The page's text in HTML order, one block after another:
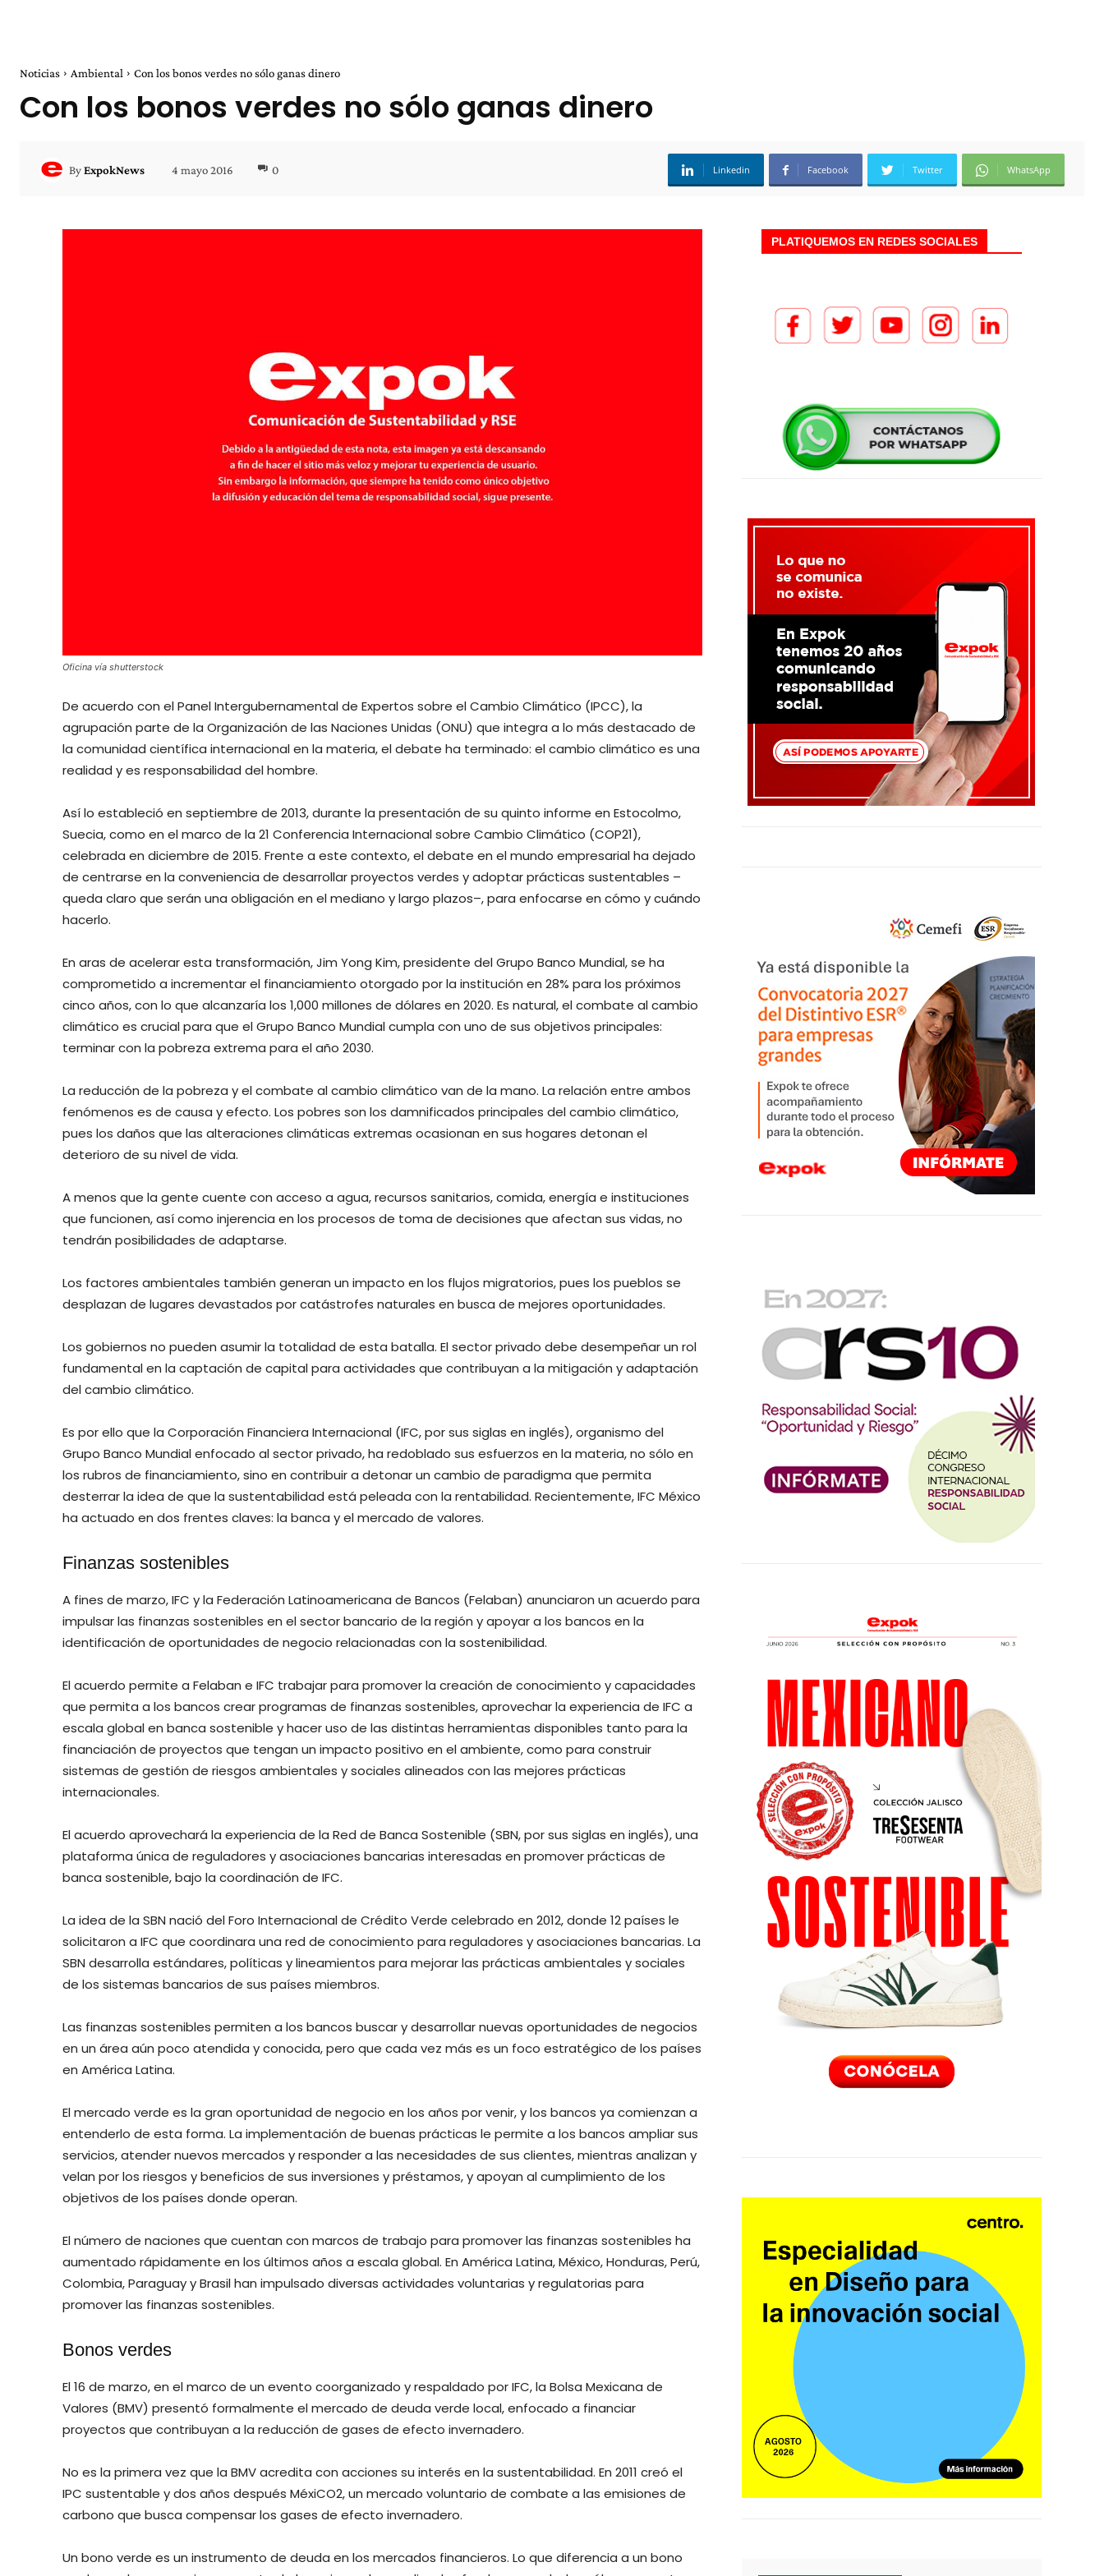
Noticias Ambiental Con los bonos verdes no sólo ganas dinero
Con los bonos verdes no sólo ganas dinero
ByExpokNews 4 mayo 2016 0 Linkedin Facebook Twitter WhatsApp
Oficina vía shutterstock
De acuerdo con el Panel Intergubernamental de Expertos sobre el Cambio Climático (IPCC), la
agrupación parte de la Organización de las Naciones Unidas (ONU) que integra a lo más destacado de
la comunidad científica internacional en la materia, el debate ha terminado: el cambio climático es una
realidad y es responsabilidad del hombre.
Así lo estableció en septiembre de 2013, durante la presentación de su quinto informe en Estocolmo,
Suecia, como en el marco de la 21 Conferencia Internacional sobre Cambio Climático (COP21),
celebrada en diciembre de 2015. Frente a este contexto, el debate en el mundo empresarial ha dejado
de centrarse en la conveniencia de desarrollar proyectos verdes y adoptar prácticas sustentables –
queda claro que serán una obligación en el mediano y largo plazos–, para enfocarse en cómo y cuándo
hacerlo.
En aras de acelerar esta transformación, Jim Yong Kim, presidente del Grupo Banco Mundial, se ha
comprometido a incrementar el financiamiento otorgado por la institución en 28% para los próximos
cinco años, con lo que alcanzaría los 1,000 millones de dólares en 2020. Es natural, el combate al cambio
climático es crucial para que el Grupo Banco Mundial cumpla con uno de sus objetivos principales:
terminar con la pobreza extrema para el año 2030.
La reducción de la pobreza y el combate al cambio climático van de la mano. La relación entre ambos
fenómenos es de causa y efecto. Los pobres son los damnificados principales del cambio climático,
pues los daños que las alteraciones climáticas extremas ocasionan en sus hogares detonan el
deterioro de su nivel de vida.
A menos que la gente cuente con acceso a agua, recursos sanitarios, comida, energía e instituciones
que funcionen, así como injerencia en los procesos de toma de decisiones que afectan sus vidas, no
tendrán posibilidades de adaptarse.
Los factores ambientales también generan un impacto en los flujos migratorios, pues los pueblos se
desplazan de lugares devastados por catástrofes naturales en busca de mejores oportunidades.
Los gobiernos no pueden asumir la totalidad de esta batalla. El sector privado debe desempeñar un rol
fundamental en la captación de capital para actividades que contribuyan a la mitigación y adaptación
del cambio climático.
Es por ello que la Corporación Financiera Internacional (IFC, por sus siglas en inglés), organismo del
Grupo Banco Mundial enfocado al sector privado, ha redoblado sus esfuerzos en la materia, no sólo en
los rubros de financiamiento, sino en contribuir a detonar un cambio de paradigma que permita
desterrar la idea de que la sustentabilidad está peleada con la rentabilidad. Recientemente, IFC México
ha actuado en dos frentes claves: la banca y el mercado de valores.
Finanzas sostenibles
A fines de marzo, IFC y la Federación Latinoamericana de Bancos (Felaban) anunciaron un acuerdo para
impulsar las finanzas sostenibles en el sector bancario de la región y apoyar a los bancos en la
identificación de oportunidades de negocio relacionadas con la sostenibilidad.
El acuerdo permite a Felaban e IFC trabajar para promover la creación de conocimiento y capacidades
que permita a los bancos crear programas de finanzas sostenibles, aprovechar la experiencia de IFC a
escala global en banca sostenible y hacer uso de las distintas herramientas disponibles tanto para la
financiación de proyectos que tengan un impacto positivo en el ambiente, como para construir
sistemas de gestión de riesgos ambientales y sociales alineados con las mejores prácticas
internacionales.
El acuerdo aprovechará la experiencia de la Red de Banca Sostenible (SBN, por sus siglas en inglés), una
plataforma única de reguladores y asociaciones bancarias interesadas en promover prácticas de
banca sostenible, bajo la coordinación de IFC.
La idea de la SBN nació del Foro Internacional de Crédito Verde celebrado en 2012, donde 12 países le
solicitaron a IFC que coordinara una red de conocimiento para reguladores y asociaciones bancarias. La
SBN desarrolla estándares, políticas y lineamientos para mejorar las prácticas ambientales y sociales
de los sistemas bancarios de sus países miembros.
Las finanzas sostenibles permiten a los bancos buscar y desarrollar nuevas oportunidades de negocios
en un área aún poco atendida y conocida, pero que cada vez más es un foco estratégico de los países
en América Latina.
El mercado verde es la gran oportunidad de negocio en los años por venir, y los bancos ya comienzan a
entenderlo de esta forma. La implementación de buenas prácticas le permite a los bancos ampliar sus
servicios, atender nuevos mercados y responder a las necesidades de sus clientes, mientras analizan y
velan por los riesgos y beneficios de sus inversiones y préstamos, y apoyan al cumplimiento de los
objetivos de los países donde operan.
El número de naciones que cuentan con marcos de trabajo para promover las finanzas sostenibles ha
aumentado rápidamente en los últimos años a escala global. En América Latina, México, Honduras, Perú,
Colombia, Paraguay y Brasil han impulsado diversas actividades voluntarias y regulatorias para
promover las finanzas sostenibles.
Bonos verdes
El 16 de marzo, en el marco de un evento coorganizado y respaldado por IFC, la Bolsa Mexicana de
Valores (BMV) presentó formalmente el mercado de deuda verde local, enfocado a financiar
proyectos que contribuyan a la reducción de gases de efecto invernadero.
No es la primera vez que la BMV acredita con acciones su interés en la sustentabilidad. En 2011 creó el
IPC sustentable y dos años después MéxiCO2, un mercado voluntario de combate a las emisiones de
carbono que busca compensar los gases de efecto invernadero.
Un bono verde es un instrumento de deuda en los mercados financieros. Lo que diferencia a un bono
PLATIQUEMOS EN REDES SOCIALES